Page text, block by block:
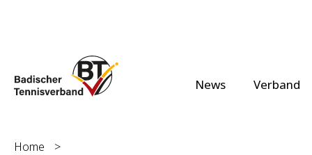
News Verband
Home
>